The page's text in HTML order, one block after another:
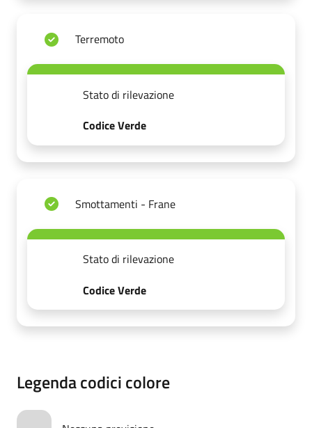
Terremoto
Stato di rilevazione
Codice Verde
Smottamenti - Frane
Stato di rilevazione
Codice Verde
Legenda codici colore